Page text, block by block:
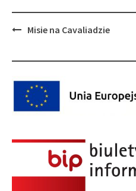
PostMisie na Cavaliadzie